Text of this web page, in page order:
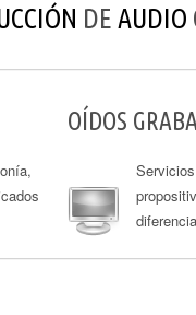
DE AUDIO
OÍDOS
diferencia